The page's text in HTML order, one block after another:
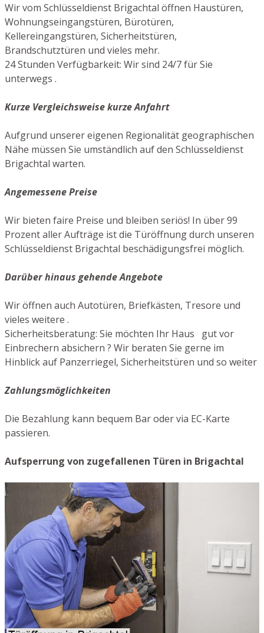
Wir vom Schlüsseldienst Brigachtal öffnen Haustüren,
Wohnungseingangstüren, Bürotüren,
Kellereingangstüren, Sicherheitstüren,
Brandschutztüren und vieles mehr.
24 Stunden Verfügbarkeit: Wir sind 24/7 für Sie
unterwegs .
Kurze Vergleichsweise kurze Anfahrt
Aufgrund unserer eigenen Regionalität geographischen
Nähe müssen Sie umständlich auf den Schlüsseldienst
Brigachtal warten.
Angemessene Preise
Wir bieten faire Preise und bleiben seriös! In über 99
Prozent aller Aufträge ist die Türöffnung durch unseren
Schlüsseldienst Brigachtal beschädigungsfrei möglich.
Darüber hinaus gehende Angebote
Wir öffnen auch Autotüren, Briefkästen, Tresore und
vieles weitere .
Sicherheitsberatung: Sie möchten Ihr Haus gut vor
Einbrechern absichern ? Wir beraten Sie gerne im
Hinblick auf Panzerriegel, Sicherheitstüren und so weiter
Zahlungsmöglichkeiten
Die Bezahlung kann bequem Bar oder via EC-Karte
passieren.
Aufsperrung von zugefallenen Türen in Brigachtal